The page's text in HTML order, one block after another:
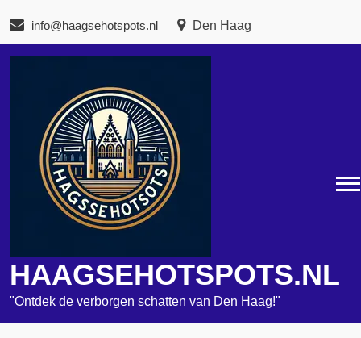
de
inhoud
info@haagsehotspots.nl Den Haag
HAAGSEHOTSPOTS.NL
"Ontdek de verborgen schatten van Den Haag!"